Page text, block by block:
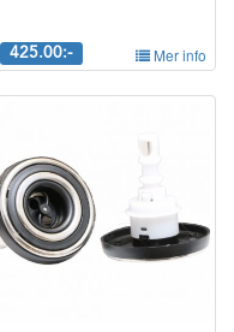
425.00:- Mer info